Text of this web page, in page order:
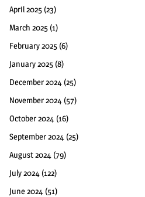
April 2025 (23)
March 2025 (1)
February 2025 (6)
January 2025 (8)
December 2024 (25)
November 2024 (57)
October 2024 (16)
September 2024 (25)
August 2024 (79)
July 2024 (122)
June 2024 (51)